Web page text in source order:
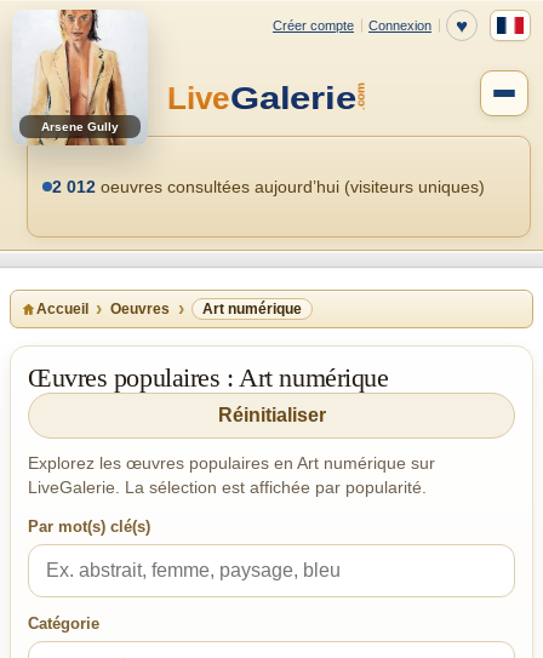
Arsene Gully
2 012 oeuvres consultées aujourd’hui (visiteurs uniques)
Accueil Oeuvres Art numérique
Œuvres populaires : Art numérique
Réinitialiser
Explorez les œuvres populaires en Art numérique sur
LiveGalerie. La sélection est affichée par popularité.
Par mot(s) clé(s)
Catégorie